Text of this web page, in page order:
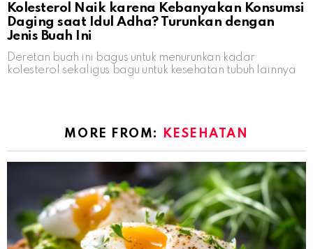
Kolesterol Naik karena Kebanyakan Konsumsi
Daging saat Idul Adha? Turunkan dengan
Jenis Buah Ini
Deretan buah ini bagus untuk menurunkan kadar
kolesterol sekaligus bagu untuk kesehatan tubuh lainnya
MORE FROM: KESEHATAN